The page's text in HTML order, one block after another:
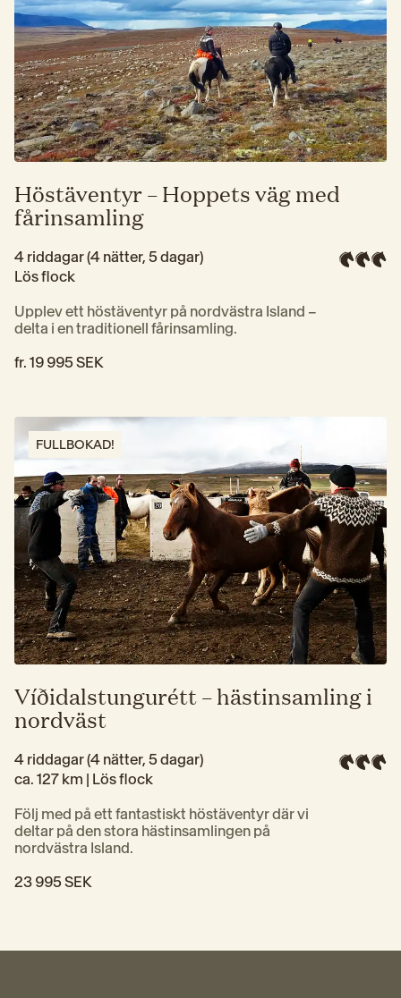
Höstäventyr – Hoppets väg med
fårinsamling
4 riddagar (4 nätter, 5 dagar)
Lös flock
Upplev ett höstäventyr på nordvästra Island –
delta i en traditionell fårinsamling.
fr. 19 995 SEK
FULLBOKAD!
Víðidalstungurétt – hästinsamling i
nordväst
4 riddagar (4 nätter, 5 dagar)
ca. 127 km | Lös flock
Följ med på ett fantastiskt höstäventyr där vi
deltar på den stora hästinsamlingen på
nordvästra Island.
23 995 SEK